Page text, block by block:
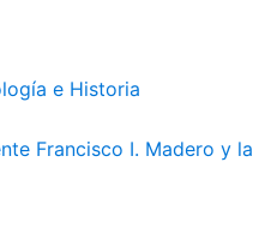
e Historia
Francisco I. Madero y la